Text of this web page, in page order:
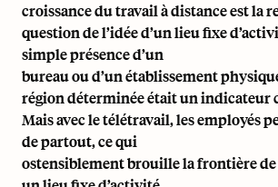
croissance du travail à distance est la
question de l’idée d’un lieu fixe
simple présence d’un
bureau ou d’un établissement
région déterminée était un indicateur
Mais avec le télétravail, les employés
de partout, ce qui
ostensiblement brouille la frontière